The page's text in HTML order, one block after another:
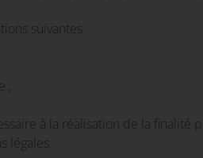
suivantes :
;
à la réalisation de la finalité
légales.